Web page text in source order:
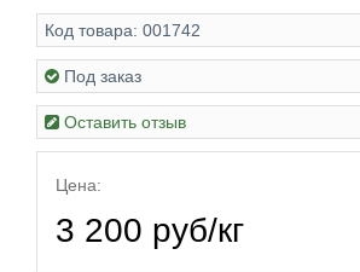
Код товара: 001742
Под заказ
Оставить отзыв
Цена:
3 200 руб/кг